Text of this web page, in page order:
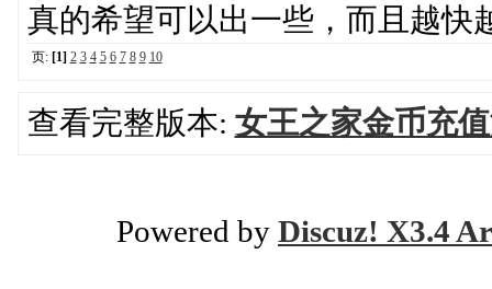
真的希望可以出一些，而且越快
页: [1] 2 3 4 5 6 7 8 9 10
查看完整版本: 女王之家金币充
Powered by Discuz! X3.4